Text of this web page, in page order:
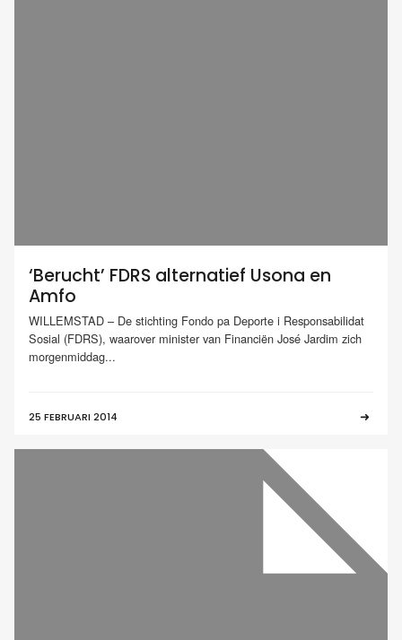
‘Berucht’ FDRS alternatief Usona en
Amfo
WILLEMSTAD – De stichting Fondo pa Deporte i Responsabilidat
Sosial (FDRS), waarover minister van Financiën José Jardim zich
morgenmiddag...
25 FEBRUARI 2014